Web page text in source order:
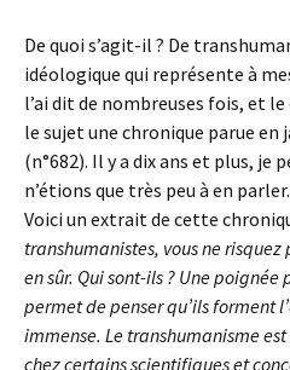
De quoi s’agit-il ? De
idéologique qui représente à
l’ai dit de nombreuses fois, et le
le sujet une chronique parue en
(n°682). Il y a dix ans et plus, je
n’étions que très peu à en
Voici un extrait de cette
transhumanistes, vous ne risquez
en sûr. Qui sont-ils ? Une
permet de penser qu’ils forment
immense. Le transhumanisme
chez certains scientifiques et